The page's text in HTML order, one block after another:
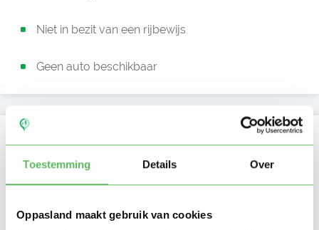
Toestemming Details Over
Oppasland maakt gebruik van cookies
Niet in bezit van een rijbewijs
Geen auto beschikbaar
Kan oppassen op
Benthe heeft nog geen
beschikbaarheid
Di Wo Za
Middag
Nacht
NIEUW